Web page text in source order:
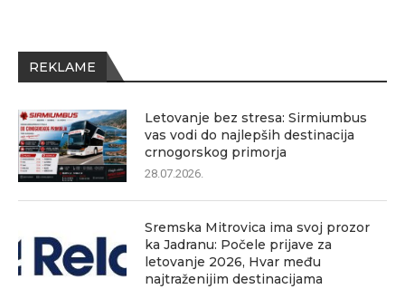
REKLAME
Letovanje bez stresa: Sirmiumbus
vas vodi do najlepših destinacija
crnogorskog primorja
28.07.2026.
Sremska Mitrovica ima svoj prozor
ka Jadranu: Počele prijave za
letovanje 2026, Hvar među
najtraženijim destinacijama